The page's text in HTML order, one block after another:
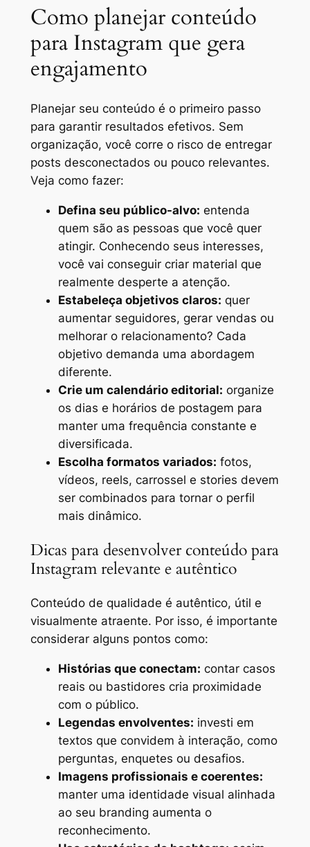
Como planejar conteúdo
para Instagram que gera
engajamento
Planejar seu conteúdo é o primeiro passo
para garantir resultados efetivos. Sem
organização, você corre o risco de entregar
posts desconectados ou pouco relevantes.
Veja como fazer:
Defina seu público-alvo: entenda
quem são as pessoas que você quer
atingir. Conhecendo seus interesses,
você vai conseguir criar material que
realmente desperte a atenção.
Estabeleça objetivos claros: quer
aumentar seguidores, gerar vendas ou
melhorar o relacionamento? Cada
objetivo demanda uma abordagem
diferente.
Crie um calendário editorial: organize
os dias e horários de postagem para
manter uma frequência constante e
diversificada.
Escolha formatos variados: fotos,
vídeos, reels, carrossel e stories devem
ser combinados para tornar o perfil
mais dinâmico.
Dicas para desenvolver conteúdo para
Instagram relevante e autêntico
Conteúdo de qualidade é autêntico, útil e
visualmente atraente. Por isso, é importante
considerar alguns pontos como:
Histórias que conectam: contar casos
reais ou bastidores cria proximidade
com o público.
Legendas envolventes: investi em
textos que convidem à interação, como
perguntas, enquetes ou desafios.
Imagens profissionais e coerentes:
manter uma identidade visual alinhada
ao seu branding aumenta o
reconhecimento.